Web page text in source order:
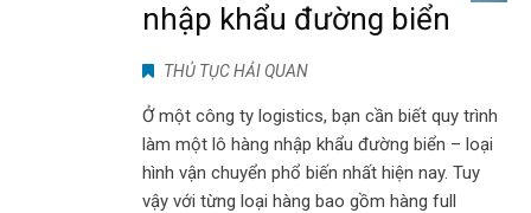
nhập khẩu đường biển
THỦ TỤC HẢI QUAN
Ở một công ty logistics, bạn cần biết quy trình
làm một lô hàng nhập khẩu đường biển – loại
hình vận chuyển phổ biến nhất hiện nay. Tuy
vậy với từng loại hàng bao gồm hàng full